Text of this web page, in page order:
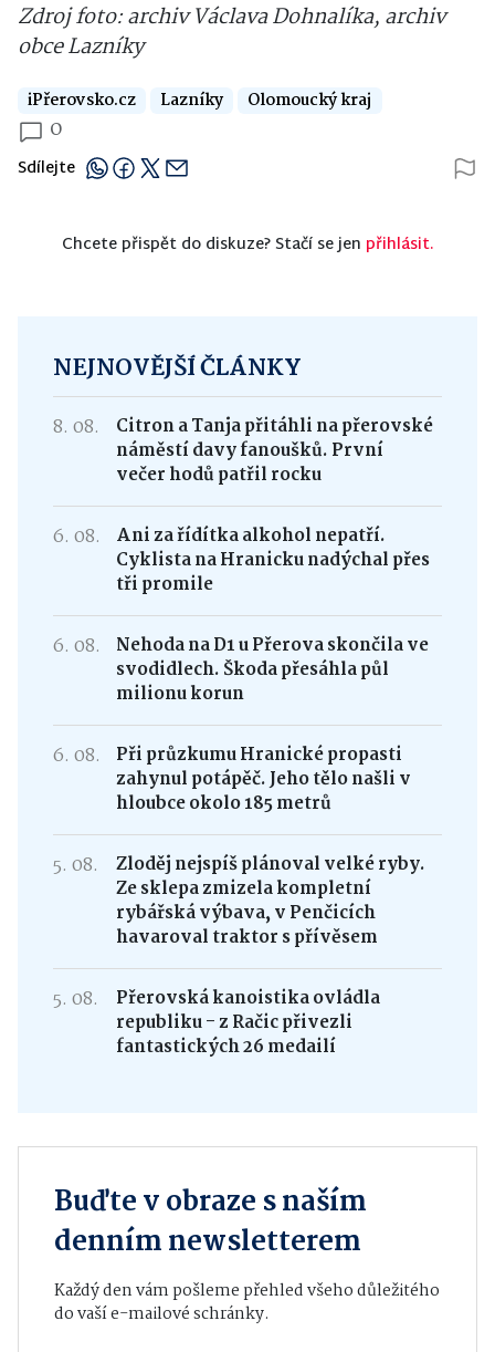
Zdroj foto: archiv Václava Dohnalíka, archiv
obce Lazníky
iPřerovsko.cz Lazníky Olomoucký kraj
0
Sdílejte
Chcete přispět do diskuze? Stačí se jen přihlásit.
NEJNOVĚJŠÍ ČLÁNKY
8. 08.
Citron a Tanja přitáhli na přerovské
náměstí davy fanoušků. První
večer hodů patřil rocku
6. 08.
Ani za řídítka alkohol nepatří.
Cyklista na Hranicku nadýchal přes
tři promile
6. 08.
Nehoda na D1 u Přerova skončila ve
svodidlech. Škoda přesáhla půl
milionu korun
6. 08.
Při průzkumu Hranické propasti
zahynul potápěč. Jeho tělo našli v
hloubce okolo 185 metrů
5. 08.
Zloděj nejspíš plánoval velké ryby.
Ze sklepa zmizela kompletní
rybářská výbava, v Penčicích
havaroval traktor s přívěsem
5. 08.
Přerovská kanoistika ovládla
republiku - z Račic přivezli
fantastických 26 medailí
Buďte v obraze s naším
denním newsletterem
Každý den vám pošleme přehled všeho důležitého
do vaší e-mailové schránky.